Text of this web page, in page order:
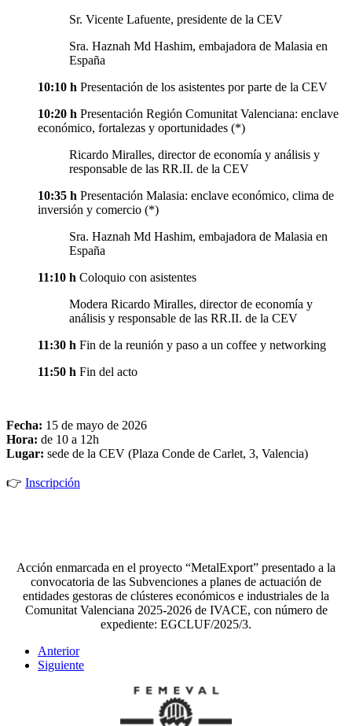
Sr. Vicente Lafuente, presidente de la CEV
Sra. Haznah Md Hashim, embajadora de Malasia en
España
10:10 h Presentación de los asistentes por parte de la CEV
10:20 h Presentación Región Comunitat Valenciana: enclave
económico, fortalezas y oportunidades (*)
Ricardo Miralles, director de economía y análisis y
responsable de las RR.II. de la CEV
10:35 h Presentación Malasia: enclave económico, clima de
inversión y comercio (*)
Sra. Haznah Md Hashim, embajadora de Malasia en
España
11:10 h Coloquio con asistentes
Modera Ricardo Miralles, director de economía y
análisis y responsable de las RR.II. de la CEV
11:30 h Fin de la reunión y paso a un coffee y networking
11:50 h Fin del acto
Fecha: 15 de mayo de 2026
Hora: de 10 a 12h
Lugar: sede de la CEV (Plaza Conde de Carlet, 3, Valencia)
👉 Inscripción
Acción enmarcada en el proyecto “MetalExport” presentado a la
convocatoria de las Subvenciones a planes de actuación de
entidades gestoras de clústeres económicos e industriales de la
Comunitat Valenciana 2025-2026 de IVACE, con número de
expediente: EGCLUF/2025/3.
Anterior
Siguiente